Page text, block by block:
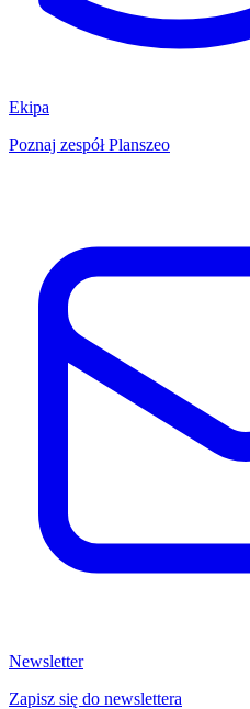
Ekipa
Poznaj zespół Planszeo
Newsletter
Zapisz się do newslettera